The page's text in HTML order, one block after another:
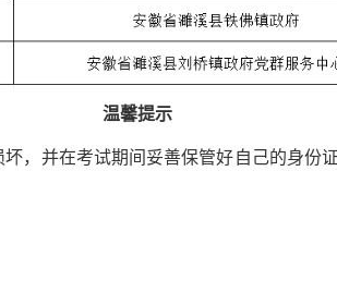
温馨提示
，并在考试期间妥善保管好自己的身份